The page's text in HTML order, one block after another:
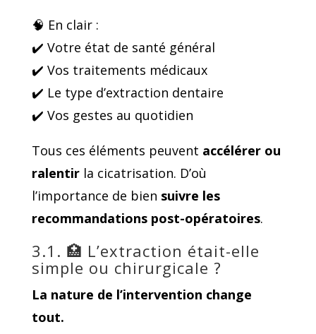
🧠 En clair :
✔️ Votre état de santé général
✔️ Vos traitements médicaux
✔️ Le type d’extraction dentaire
✔️ Vos gestes au quotidien
Tous ces éléments peuvent accélérer ou
ralentirla cicatrisation. D’où
l’importance de bien suivre les
recommandations post-opératoires.
3.1. 🏥 L’extraction était-elle
simple ou chirurgicale ?
La nature de l’intervention change
tout.